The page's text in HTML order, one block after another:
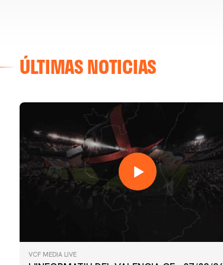
ÚLTIMAS NOTICIAS
VCF MEDIA LIVE